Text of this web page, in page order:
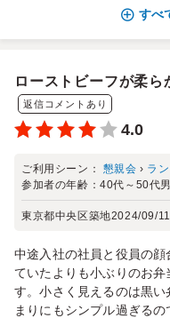
すべ
ローストビーフが柔
返信コメントあり
4.0
ご利用シーン： 懇親会 › ラ
参加者の年齢：40代～50代
東京都中央区築地2024/09/11
中途入社の社員と役員の
ていたよりも小ぶりのお
す。小さく見えるのは黒
まりにもシンプル過ぎる